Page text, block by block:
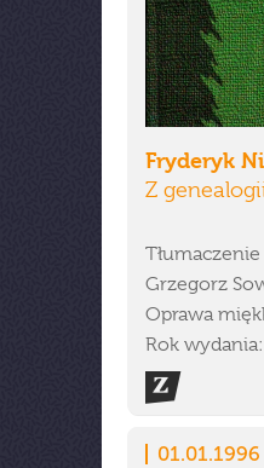
Fryderyk
Z
Tłumaczenie
Grzegorz
Oprawa
Rok
01.01.1996